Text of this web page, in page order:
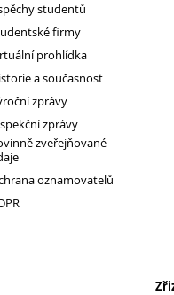
studentů
firmy
prohlídka
a současnost
zprávy
zprávy
zveřejňované
oznamovatelů